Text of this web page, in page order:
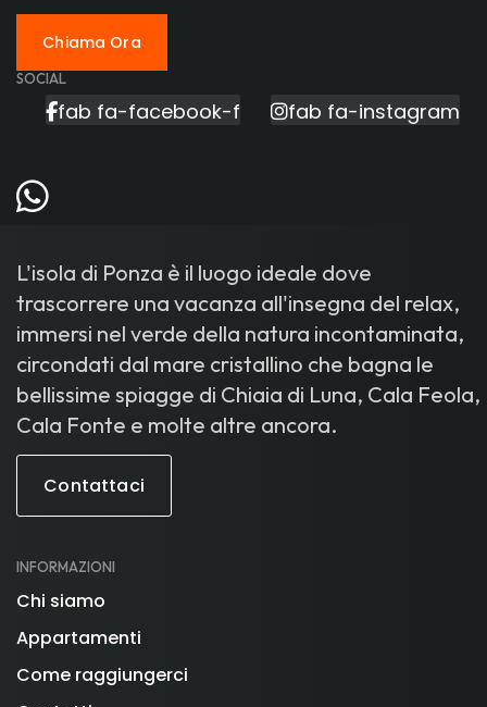
Chiama Ora
SOCIAL
fab fa-facebook-f fab fa-instagram
L'isola di Ponza è il luogo ideale dove
trascorrere una vacanza all'insegna del relax,
immersi nel verde della natura incontaminata,
circondati dal mare cristallino che bagna le
bellissime spiagge di Chiaia di Luna, Cala Feola,
Cala Fonte e molte altre ancora.
Contattaci
INFORMAZIONI
Chi siamo
Appartamenti
Come raggiungerci